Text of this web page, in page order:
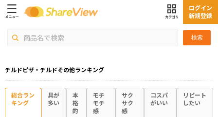
検索
ログイン
新規登録
チルドピザ・チルドその他ランキング
総合ラン
キング
具が
多い
本
格
的
モチ
モチ
感
サク
サク
感
コスパ
がいい
リピート
したい